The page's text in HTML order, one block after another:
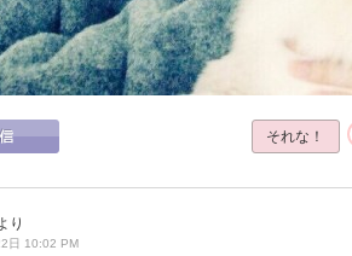
それな！
り
日 10:02 PM